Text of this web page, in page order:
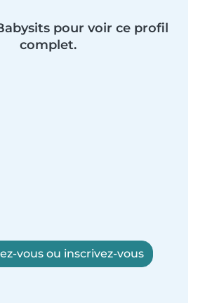
pour voir ce profil
complet.
vous ou inscrivez-vous